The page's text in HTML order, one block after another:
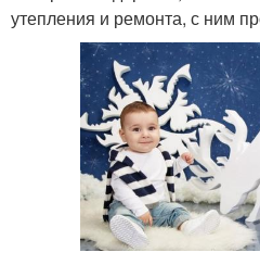
утепления и ремонта, с ним